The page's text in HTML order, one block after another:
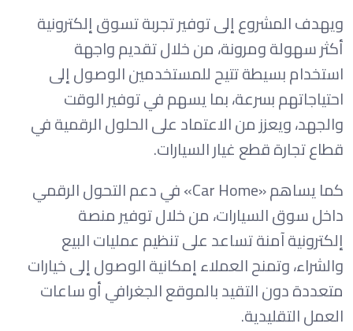
ويهدف المشروع إلى توفير تجربة تسوق إلكترونية
أكثر سهولة ومرونة، من خلال تقديم واجهة
استخدام بسيطة تتيح للمستخدمين الوصول إلى
احتياجاتهم بسرعة، بما يسهم في توفير الوقت
والجهد، ويعزز من الاعتماد على الحلول الرقمية في
قطاع تجارة قطع غيار السيارات.
كما يساهم «Car Home» في دعم التحول الرقمي
داخل سوق السيارات، من خلال توفير منصة
إلكترونية آمنة تساعد على تنظيم عمليات البيع
والشراء، وتمنح العملاء إمكانية الوصول إلى خيارات
متعددة دون التقيد بالموقع الجغرافي أو ساعات
العمل التقليدية.